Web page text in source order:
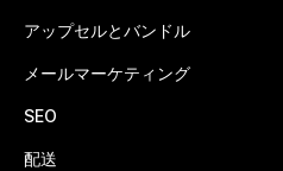
アップセルとバンドル
メールマーケティング
SEO
配送